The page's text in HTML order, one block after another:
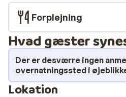
byder dig velkommen igen i
Forplejning
Hvad gæster
Der er desværre ingen
overnatningssted i
Lokation